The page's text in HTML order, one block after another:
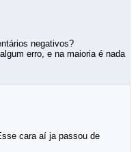
negativos?
erro, e na maioria é nada
cara aí ja passou de